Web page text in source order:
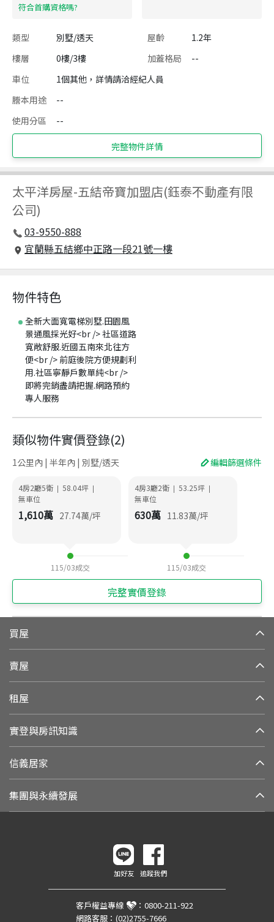
​符合首購資格嗎?
類型 別墅/透天 屋齡
1.2年
樓層
0樓/3樓 加蓋格局
--
車位
1個其他，詳情請洽經紀人員
謄本用途
--
使用分區
--
完整物件詳情
太平洋房屋-五結帝寶加盟店(鈺泰不動產有限
公司)
03-9550-888
宜蘭縣五結鄉中正路一段21號一樓
物件特色
全新大面寬電梯別墅.田園風
景通風採光好<br /> 社區道路
寬敞舒服.近國五南來北往方
便<br /> 前庭後院方便規劃利
用.社區寧靜戶數單純<br />
即將完銷盡請把握.網路預約
專人服務
類似物件實價登錄(2)
1公里內 | 半年內 | 別墅/透天 編輯篩選條件
4房2廳5衛 | 58.04坪 |
無車位
1,610萬 27.74萬/坪
115/03成交
4房3廳2衛 | 53.25坪 |
無車位
630萬 11.83萬/坪
115/03成交
完整實價登錄
買屋
賣屋
租屋
實登與房訊知識
信義居家
集團與永續發展
加好友 追蹤我們
客戶權益專線 ： 0800-211-922
網路客服： (02)2755-7666